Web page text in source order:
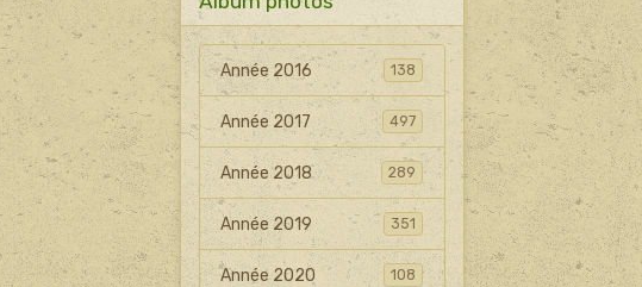
Année 2016 138
Année 2017 497
Année 2018 289
Année 2019 351
Année 2020 108